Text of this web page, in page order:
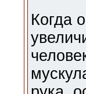
Когда